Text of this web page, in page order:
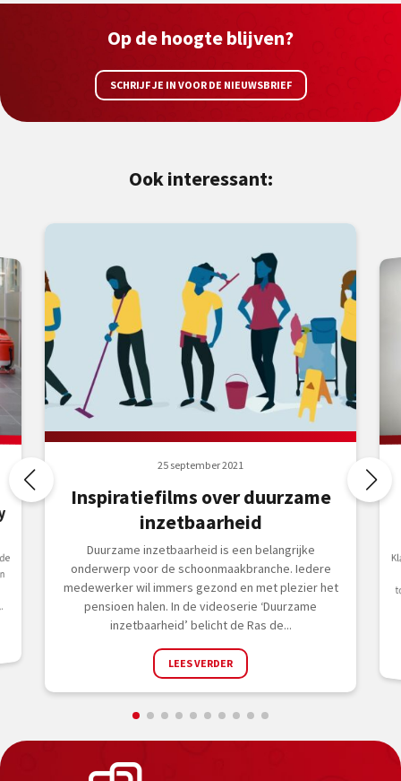
Op de hoogte blijven?
SCHRIJF JE IN VOOR DE NIEUWSBRIEF
Ook interessant:
25 september 2021
Inspiratiefilms over duurzame
inzetbaarheid
Duurzame inzetbaarheid is een belangrijke
onderwerp voor de schoonmaakbranche. Iedere
medewerker wil immers gezond en met plezier het
pensioen halen. In de videoserie ‘Duurzame
inzetbaarheid’ belicht de Ras de...
LEES VERDER